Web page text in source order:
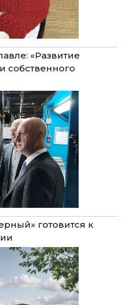
«Развитие
собственного
готовится к